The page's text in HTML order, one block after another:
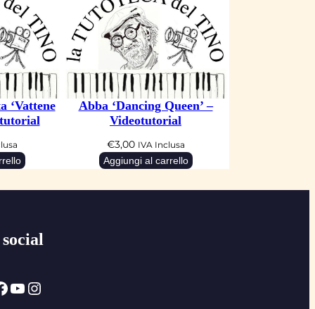
‘Vattene
Abba ‘Dancing Queen’ –
Videotutorial
€3,00 IVA Inclusa
Aggiungi al carrello
YouTube Instagram